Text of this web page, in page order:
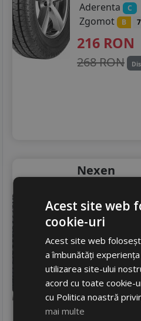
225/40R18
225/45R18
225/55R18
245/45R18
225/45R19
225/55R19
235/35R19
235/55R19
245/40R19
Aderenta C
Zgomot B
216 RON
268 RON
Nexen
165/70
Consum D
Aderenta C
Zgomot A
319RON
382 RON
Acest site web
cookie-uri
Acest site web
a îmbunătăți
utilizarea site-ului
acord cu toate cookie-
cu Politica noastră
mai multe